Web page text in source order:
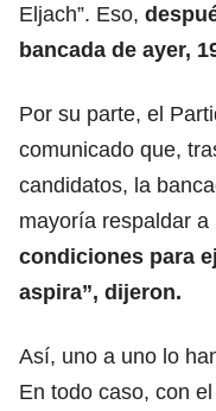
Eljach”. Eso,
bancada de ayer,
Por su parte, el
comunicado que,
candidatos, la
mayoría respaldar a
condiciones para
aspira”, dijeron.
Así, uno a uno lo
En todo caso, con